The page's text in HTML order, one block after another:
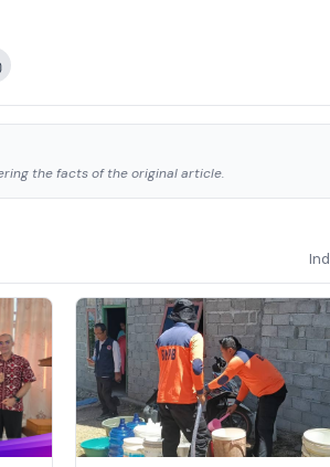
the facts of the original article.